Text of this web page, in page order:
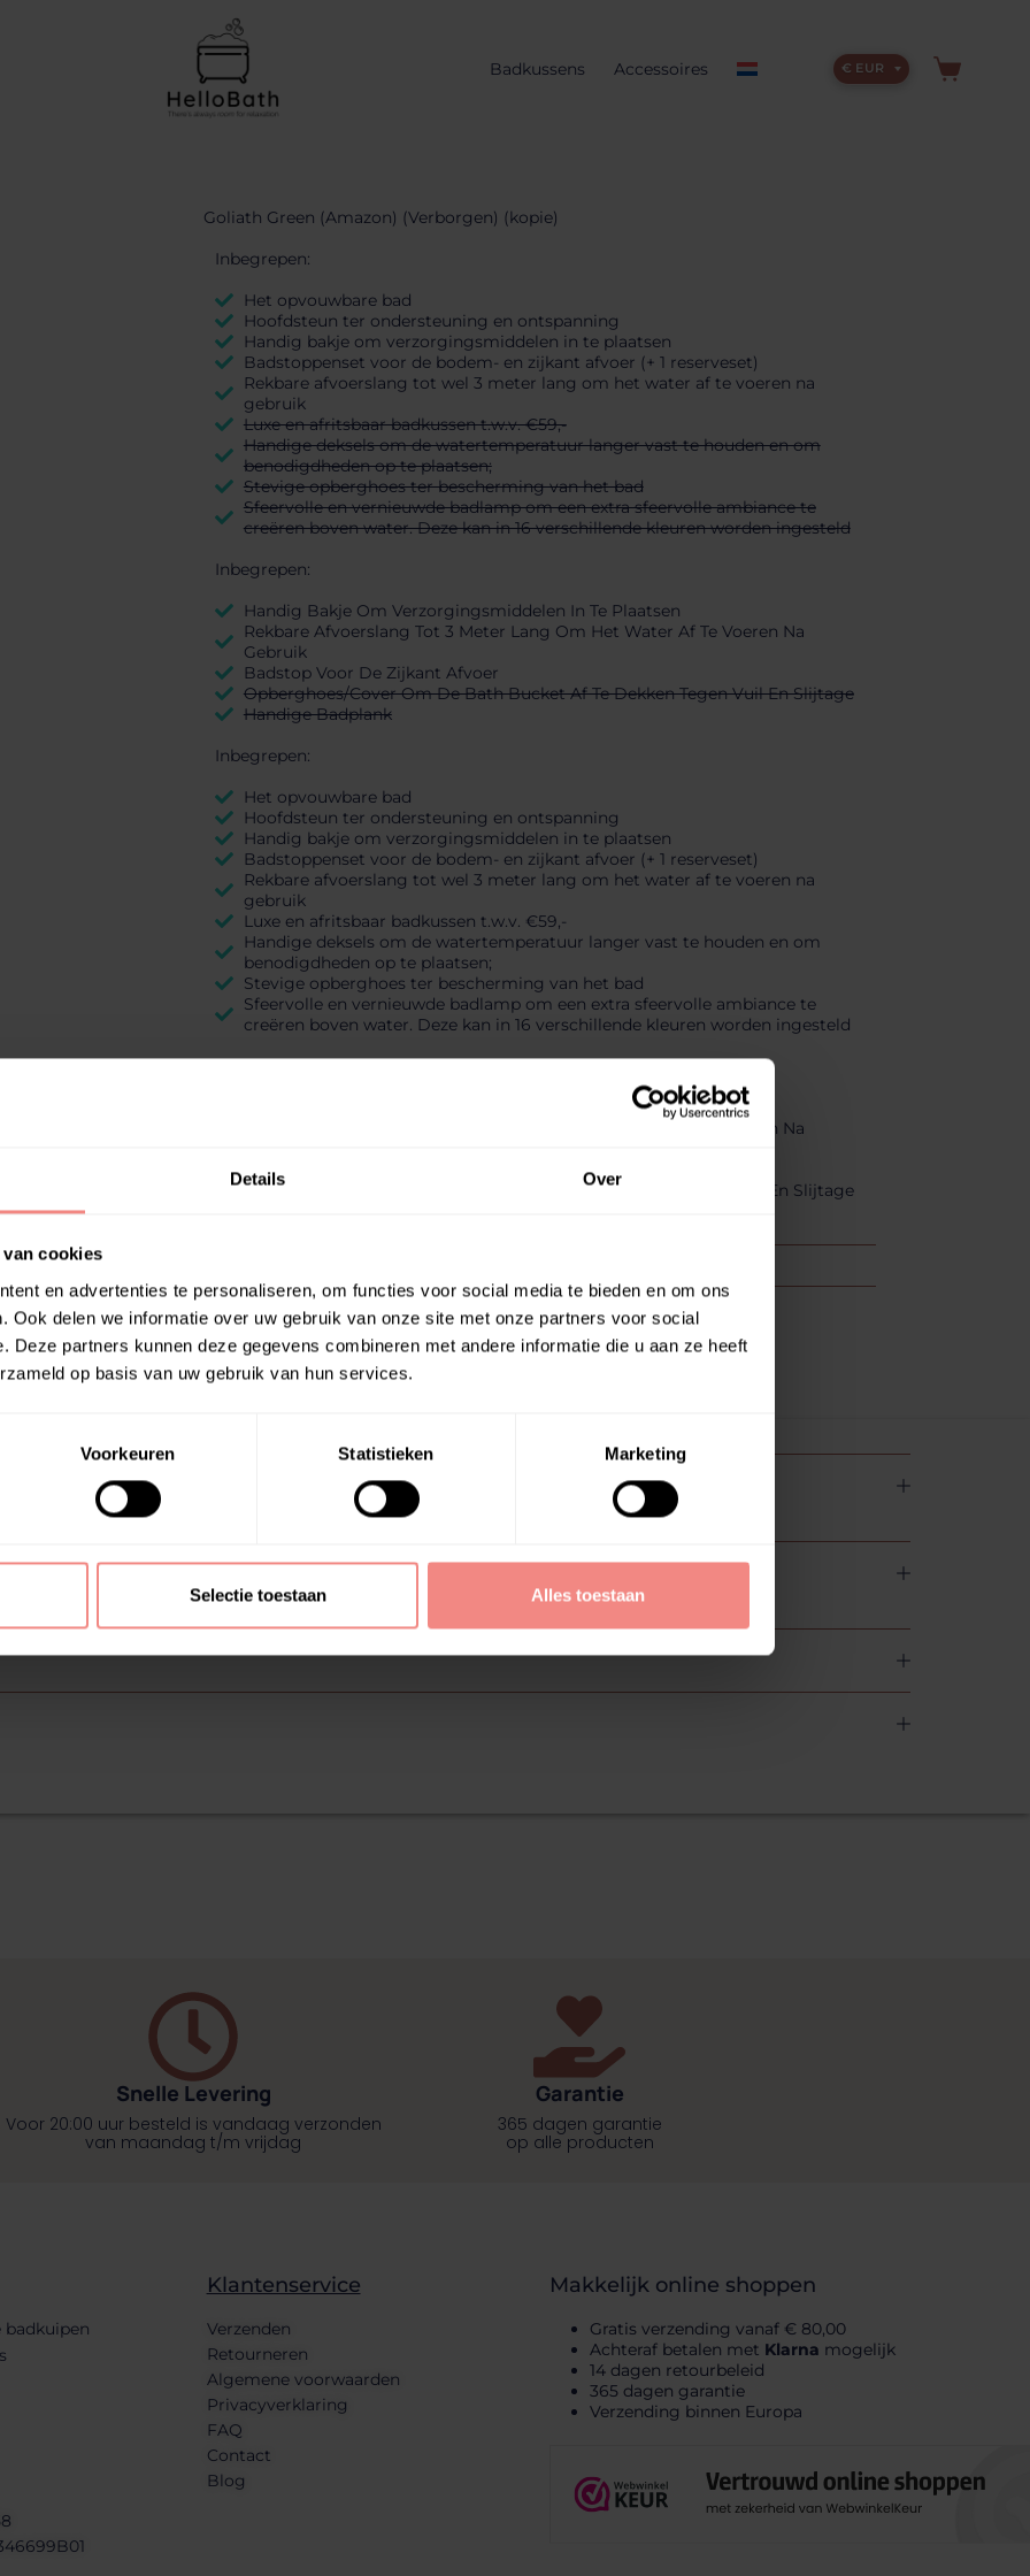
Details Over
van cookies
en advertenties te personaliseren, om functies voor social media te bieden en om ons
Ook delen we informatie over uw gebruik van onze site met onze partners voor social
Deze partners kunnen deze gegevens combineren met andere informatie die u aan ze heeft
op basis van uw gebruik van hun services.
Voorkeuren Statistieken Marketing
Selectie toestaan Alles toestaan
Badkussens Accessoires € EUR
Goliath Green (Amazon) (Verborgen) (kopie)
Inbegrepen:
Het opvouwbare bad
Hoofdsteun ter ondersteuning en ontspanning
Handig bakje om verzorgingsmiddelen in te plaatsen
Badstoppenset voor de bodem- en zijkant afvoer (+ 1 reserveset)
Rekbare afvoerslang tot wel 3 meter lang om het water af te voeren na
gebruik
Luxe en afritsbaar badkussen t.w.v. €59,-
Handige deksels om de watertemperatuur langer vast te houden en om
benodigdheden op te plaatsen;
Stevige opberghoes ter bescherming van het bad
Sfeervolle en vernieuwde badlamp om een extra sfeervolle ambiance te
creëren boven water. Deze kan in 16 verschillende kleuren worden ingesteld
Inbegrepen:
Handig Bakje Om Verzorgingsmiddelen In Te Plaatsen
Rekbare Afvoerslang Tot 3 Meter Lang Om Het Water Af Te Voeren Na
Gebruik
Badstop Voor De Zijkant Afvoer
Opberghoes/Cover Om De Bath Bucket Af Te Dekken Tegen Vuil En Slijtage
Handige Badplank
Inbegrepen:
Het opvouwbare bad
Hoofdsteun ter ondersteuning en ontspanning
Handig bakje om verzorgingsmiddelen in te plaatsen
Badstoppenset voor de bodem- en zijkant afvoer (+ 1 reserveset)
Rekbare afvoerslang tot wel 3 meter lang om het water af te voeren na
gebruik
Luxe en afritsbaar badkussen t.w.v. €59,-
Handige deksels om de watertemperatuur langer vast te houden en om
benodigdheden op te plaatsen;
Stevige opberghoes ter bescherming van het bad
Sfeervolle en vernieuwde badlamp om een extra sfeervolle ambiance te
creëren boven water. Deze kan in 16 verschillende kleuren worden ingesteld
Inbegrepen:
Handig Bakje Om Verzorgingsmiddelen In Te Plaatsen
Rekbare Afvoerslang Tot 3 Meter Lang Om Het Water Af Te Voeren Na
Badstop Voor De Zijkant Afvoer
Opberghoes/Cover Om De Bath Bucket Af Te Dekken Tegen Vuil En Slijtage
Snelle Levering
Voor 20:00 uur besteld is vandaag verzonden
van maandag t/m vrijdag
Garantie
365 dagen garantie
op alle producten
badkuipen
Klantenservice
Verzenden
Retourneren
Algemene voorwaarden
Privacyverklaring
FAQ
Contact
Blog
Makkelijk online shoppen
Gratis verzending vanaf € 80,00
Achteraf betalen met Klarna mogelijk
14 dagen retourbeleid
365 dagen garantie
Verzending binnen Europa